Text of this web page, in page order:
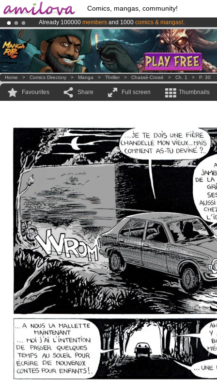
Comics, mangas, community!
Already 100000 members and 1000 comics & mangas!.
AmilovaKickstarter is now LIVE!.
Premium membership from3.95 euros per month !Get membership
Home > Comics Directory > Manga > Thriller > Chassé-Croisé > Ch. 1 > P. 30
Favourites Share Full screen Thumbnails